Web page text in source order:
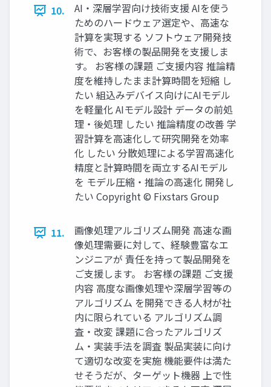
10.
AI・深層学習向け技術支援 AIを使う
ためのハードウェア選定や、高速な
計算を実現する ソフトウェア開発技
術で、お客様の製品開発を支援しま
す。 お客様の課題 ご支援内容 推論精
度を維持したまま計算時間を短縮 し
たい 組込みデバイス向けにAIモデル
を軽量化 AIモデル設計 データの前処
理・後処理 したい 推論精度の改善 学
習計算を高速化して研究開発を効率
化 したい 分散処理による学習高速化
精度と計算時間を両立するAIモデル
を モデル圧縮・推論の高速化 開発し
たい Copyright © Fixstars Group
11.
画像処理アルゴリズム開発 高速な画
像処理需要に対して、経験豊富なエ
ンジニアが 責任を持って製品開発を
ご支援します。 お客様の課題 ご支援
内容 高度な画像処理や深層学習等の
アルゴリズム を開発できる人材が社
内に限られている アルゴリズム調
査・改変 課題に合ったアルゴリズ
ム・実装手法を調査 製品実装に向け
て適切な改変を実施 機能要件は満た
せそうだが、ターゲット機器 上で性